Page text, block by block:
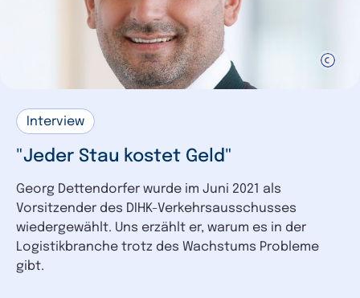
Interview
"Jeder Stau kostet Geld"
Georg Dettendorfer wurde im Juni 2021 als
Vorsitzender des DIHK-Verkehrsausschusses
wiedergewählt. Uns erzählt er, warum es in der
Logistikbranche trotz des Wachstums Probleme
gibt.